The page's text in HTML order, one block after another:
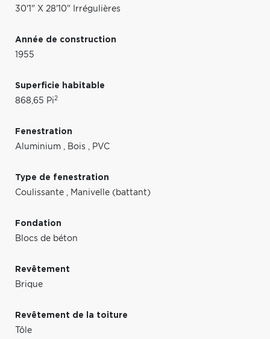
30'1" X 28'10" Irrégulières
Année de construction
1955
Superficie habitable
868,65 Pi2
Fenestration
Aluminium , Bois , PVC
Type de fenestration
Coulissante , Manivelle (battant)
Fondation
Blocs de béton
Revêtement
Brique
Revêtement de la toiture
Tôle